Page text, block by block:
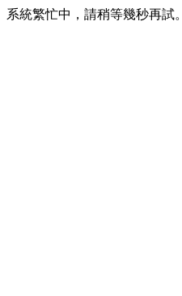
系統繁忙中，請稍等幾秒再試。